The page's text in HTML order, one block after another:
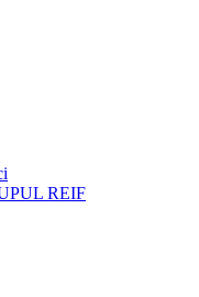
REIF